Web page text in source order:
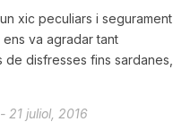
xic peculiars i segurament
va agradar tant
de disfresses fins sardanes,
- 21 juliol, 2016